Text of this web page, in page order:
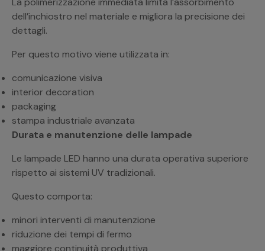
dell’inchiostro nel materiale e migliora la precisione dei
dettagli.
Per questo motivo viene utilizzata in:
comunicazione visiva
interior decoration
packaging
stampa industriale avanzata
Durata e manutenzione delle lampade
Le lampade LED hanno una durata operativa superiore
rispetto ai sistemi UV tradizionali.
Questo comporta:
minori interventi di manutenzione
riduzione dei tempi di fermo
maggiore continuità produttiva